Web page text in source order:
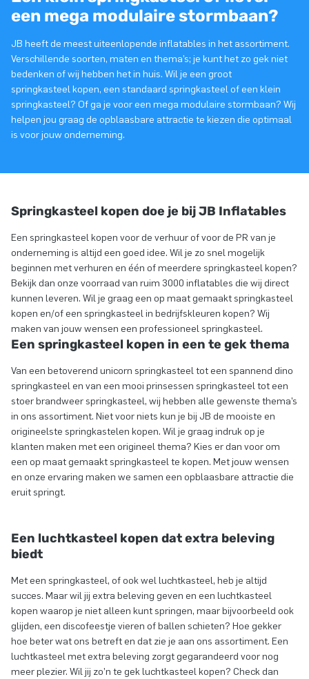
een mega modulaire stormbaan?
JB heeft de meest uiteenlopende inflatables in het assortiment.
Verschillende soorten, maten en thema’s; je kunt het zo gek niet
bedenken of wij hebben het in huis. Wil je een groot
springkasteel kopen, een standaard springkasteel of een klein
springkasteel? Of ga je voor een mega modulaire stormbaan? Wij
helpen jou graag de opblaasbare attractie te kiezen die optimaal
is voor jouw onderneming.
Springkasteel kopen doe je bij JB Inflatables
Een springkasteel kopen voor de verhuur of voor de PR van je
onderneming is altijd een goed idee. Wil je zo snel mogelijk
beginnen met verhuren en één of meerdere springkasteel kopen?
Bekijk dan onze voorraad van ruim 3000 inflatables die wij direct
kunnen leveren. Wil je graag een op maat gemaakt springkasteel
kopen en/of een springkasteel in bedrijfskleuren kopen? Wij
maken van jouw wensen een professioneel springkasteel.
Een springkasteel kopen in een te gek thema
Van een betoverend unicorn springkasteel tot een spannend dino
springkasteel en van een mooi prinsessen springkasteel tot een
stoer brandweer springkasteel, wij hebben alle gewenste thema’s
in ons assortiment. Niet voor niets kun je bij JB de mooiste en
origineelste springkastelen kopen. Wil je graag indruk op je
klanten maken met een origineel thema? Kies er dan voor om
een op maat gemaakt springkasteel te kopen. Met jouw wensen
en onze ervaring maken we samen een opblaasbare attractie die
eruit springt.
Een luchtkasteel kopen dat extra beleving
biedt
Met een springkasteel, of ook wel luchtkasteel, heb je altijd
succes. Maar wil jij extra beleving geven en een luchtkasteel
kopen waarop je niet alleen kunt springen, maar bijvoorbeeld ook
glijden, een discofeestje vieren of ballen schieten? Hoe gekker
hoe beter wat ons betreft en dat zie je aan ons assortiment. Een
luchtkasteel met extra beleving zorgt gegarandeerd voor nog
meer plezier. Wil jij zo’n te gek luchtkasteel kopen? Check dan